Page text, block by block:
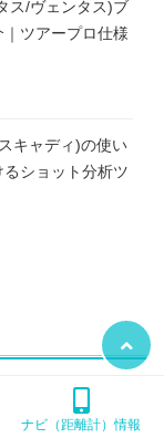
ス/ヴェンタス)ブ
ツアープロ仕様
キャディ)の使い
ショット分析ツ
ナビ（距離計）情報